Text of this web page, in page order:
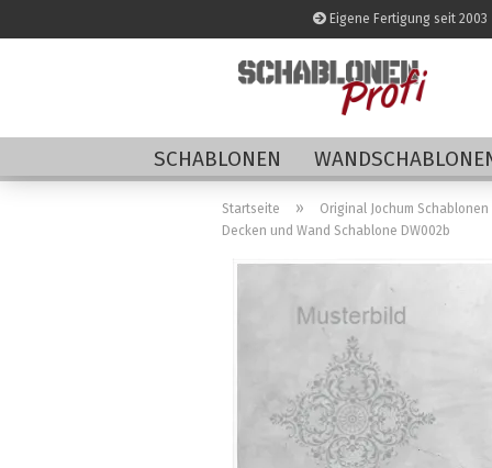
Eigene Fertigung seit 2003
SCHABLONEN
Startseite »
Original Jochum Schablonen
Decken und Wand Schablone DW002b